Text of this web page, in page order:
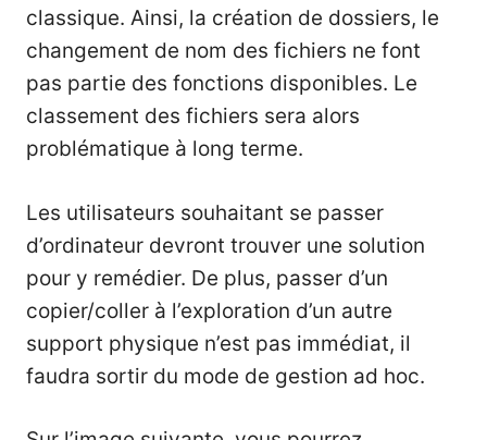
classique. Ainsi, la création de dossiers, le
changement de nom des fichiers ne font
pas partie des fonctions disponibles. Le
classement des fichiers sera alors
problématique à long terme.
Les utilisateurs souhaitant se passer
d’ordinateur devront trouver une solution
pour y remédier. De plus, passer d’un
copier/coller à l’exploration d’un autre
support physique n’est pas immédiat, il
faudra sortir du mode de gestion ad hoc.